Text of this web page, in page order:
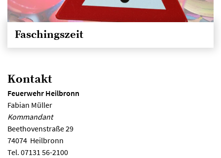
Faschingszeit
Kontakt
Feuerwehr Heilbronn
Fabian Müller
Kommandant
Beethovenstraße 29
74074 Heilbronn
Tel. 07131 56-2100